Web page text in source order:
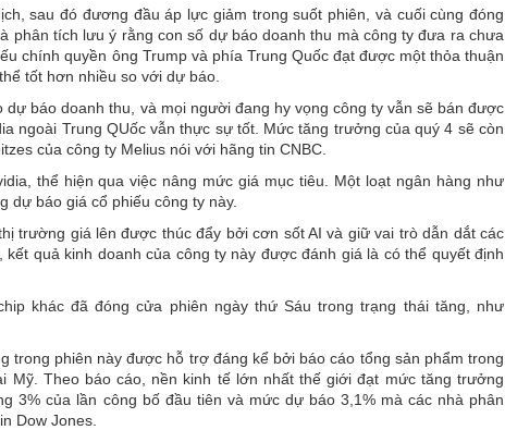
sau đó đương đầu áp lực giảm trong suốt phiên, và cuối cùng đóng
phân tích lưu ý rằng con số dự báo doanh thu mà công ty đưa ra chưa
chính quyền ông Trump và phía Trung Quốc đạt được một thỏa thuận
tốt hơn nhiều so với dự báo.
dự báo doanh thu, và mọi người đang hy vọng công ty vẫn sẽ bán được
ngoài Trung QUốc vẫn thực sự tốt. Mức tăng trưởng của quý 4 sẽ còn
của công ty Melius nói với hãng tin CNBC.
thể hiện qua việc nâng mức giá mục tiêu. Một loạt ngân hàng như
dự báo giá cổ phiếu công ty này.
trường giá lên được thúc đẩy bởi cơn sốt AI và giữ vai trò dẫn dắt các
quả kinh doanh của công ty này được đánh giá là có thể quyết định
khác đã đóng cửa phiên ngày thứ Sáu trong trạng thái tăng, như
trong phiên này được hỗ trợ đáng kể bởi báo cáo tổng sản phẩm trong
Mỹ. Theo báo cáo, nền kinh tế lớn nhất thế giới đạt mức tăng trưởng
3% của lần công bố đầu tiên và mức dự báo 3,1% mà các nhà phân
Dow Jones.